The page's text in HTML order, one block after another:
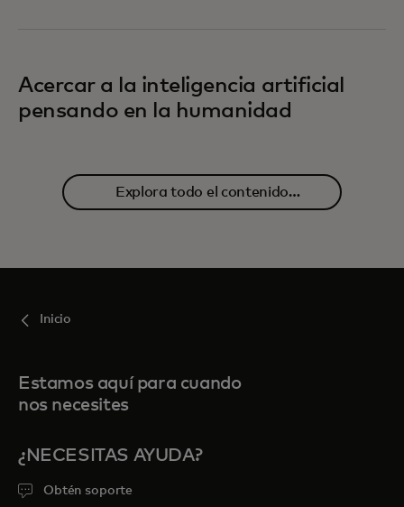
Acercar a la inteligencia artificial
pensando en la humanidad
Explora todo el contenido
Inicio
Estamos aquí para cuando
nos necesites
¿NECESITAS AYUDA?
Obtén soporte